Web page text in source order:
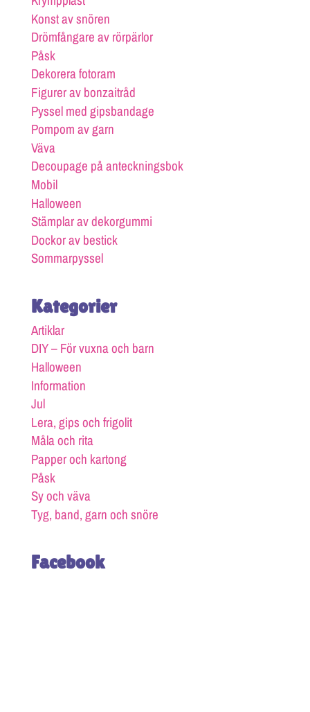
Konst av snören
Drömfångare av rörpärlor
Påsk
Dekorera fotoram
Figurer av bonzaitråd
Pyssel med gipsbandage
Pompom av garn
Väva
Decoupage på anteckningsbok
Mobil
Halloween
Stämplar av dekorgummi
Dockor av bestick
Sommarpyssel
Kategorier
Artiklar
DIY – För vuxna och barn
Halloween
Information
Jul
Lera, gips och frigolit
Måla och rita
Papper och kartong
Påsk
Sy och väva
Tyg, band, garn och snöre
Facebook